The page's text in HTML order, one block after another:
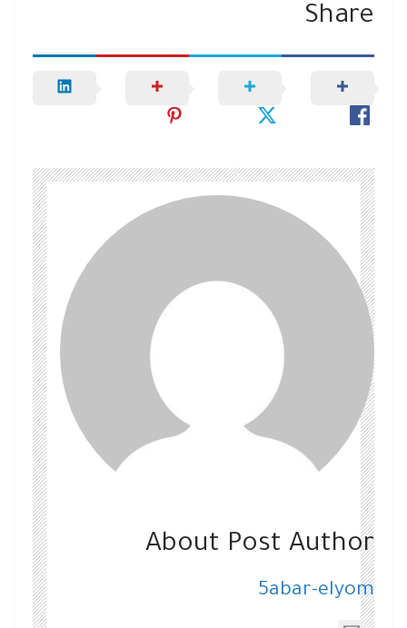
Share
About Post Author
5abar-elyom